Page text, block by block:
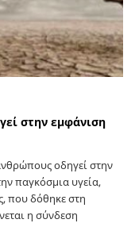
στην εμφάνιση
οδηγεί στην
παγκόσμια υγεία,
που δόθηκε στη
η σύνδεση